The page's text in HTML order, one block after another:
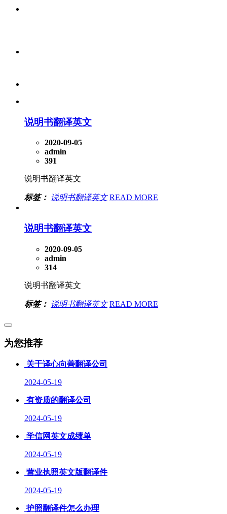
说明书翻译英文
2020-09-05
admin
391
说明书翻译英文
标签： 说明书翻译英文 READ MORE
说明书翻译英文
2020-09-05
admin
314
说明书翻译英文
标签： 说明书翻译英文 READ MORE
为您推荐
关于译心向善翻译公司
2024-05-19
有资质的翻译公司
2024-05-19
学信网英文成绩单
2024-05-19
营业执照英文版翻译件
2024-05-19
护照翻译件怎么办理